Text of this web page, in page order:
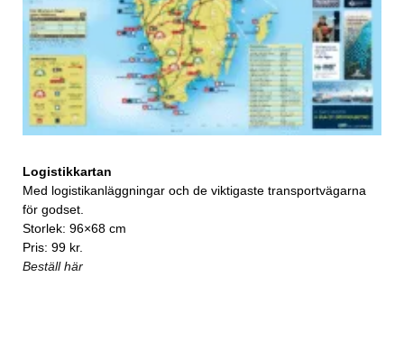
Logistikkartan
Med logistikanläggningar och de viktigaste transportvägarna
för godset.
Storlek: 96×68 cm
Pris: 99 kr.
Beställ här